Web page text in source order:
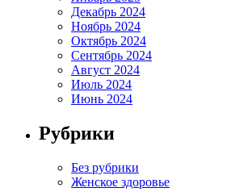
Декабрь 2024
Ноябрь 2024
Октябрь 2024
Сентябрь 2024
Август 2024
Июль 2024
Июнь 2024
Рубрики
Без рубрики
Женское здоровье